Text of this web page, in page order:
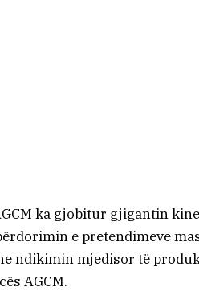
ka gjobitur gjigantin
e pretendimeve
ndikimin mjedisor të
AGCM.